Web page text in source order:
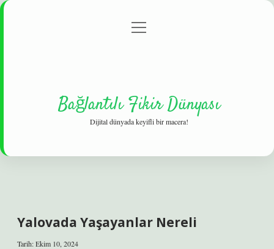
Gizlilik Politikası
menüyü
Bağlantılı Fikir Dünyası
Dijital dünyada keyifli bir macera!
Yalovada Yaşayanlar Nereli
Tarih: Ekim 10, 2024